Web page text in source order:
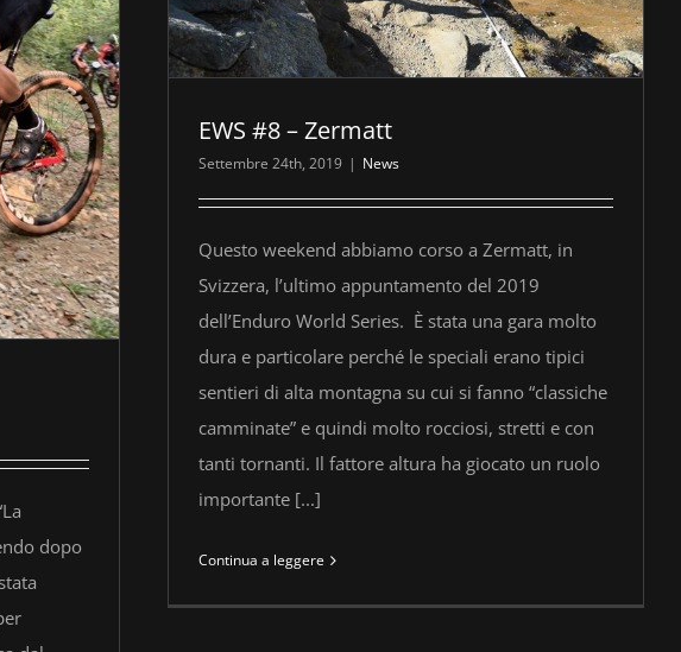
dopo
EWS #8 – Zermatt
Settembre 24th, 2019 | News
Questo weekend abbiamo corso a Zermatt, in
Svizzera, l’ultimo appuntamento del 2019
dell’Enduro World Series. È stata una gara molto
dura e particolare perché le speciali erano tipici
sentieri di alta montagna su cui si fanno “classiche
camminate” e quindi molto rocciosi, stretti e con
tanti tornanti. Il fattore altura ha giocato un ruolo
importante [...]
Continua a leggere